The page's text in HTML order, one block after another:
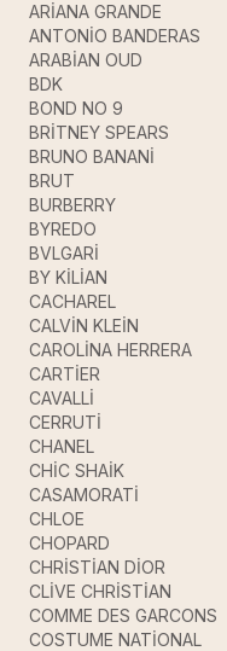
ARİANA GRANDE
ANTONİO BANDERAS
ARABİAN OUD
BDK
BOND NO 9
BRİTNEY SPEARS
BRUNO BANANİ
BRUT
BURBERRY
BYREDO
BVLGARİ
BY KİLİAN
CACHAREL
CALVİN KLEİN
CAROLİNA HERRERA
CARTİER
CAVALLİ
CERRUTİ
CHANEL
CHİC SHAİK
CASAMORATİ
CHLOE
CHOPARD
CHRİSTİAN DİOR
CLİVE CHRİSTİAN
COMME DES GARCONS
COSTUME NATİONAL